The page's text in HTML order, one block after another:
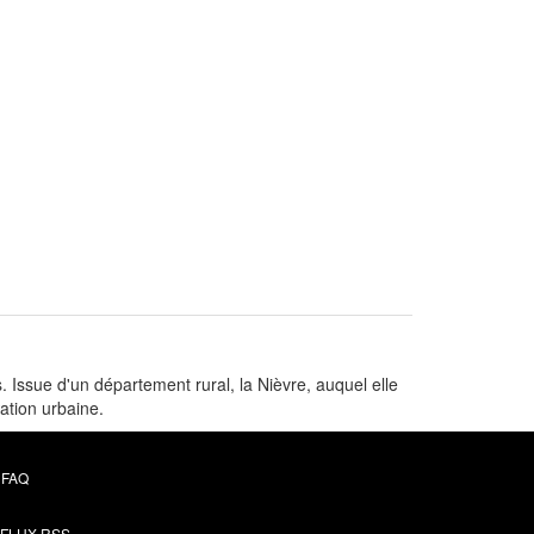
Issue d'un département rural, la Nièvre, auquel elle
urbaine.
FAQ